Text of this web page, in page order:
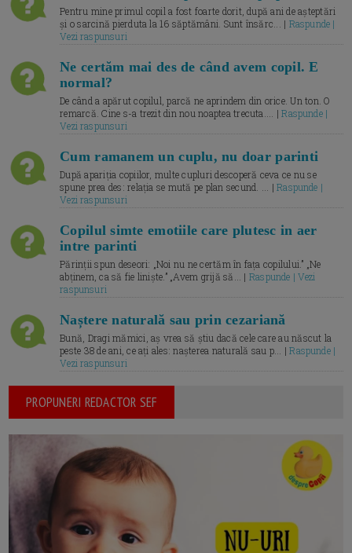
Pentru mine primul copil a fost foarte dorit, după ani de așteptări
și o sarcină pierduta la 16 săptămâni. Sunt însărc... | Raspunde |
Vezi raspunsuri
Ne certăm mai des de când avem copil. E
normal?
De când a apărut copilul, parcă ne aprindem din orice. Un ton. O
remarcă. Cine s-a trezit din nou noaptea trecuta.... |Raspunde |
Vezi raspunsuri
Cum ramanem un cuplu, nu doar parinti
După apariția copiilor, multe cupluri descoperă ceva ce nu se
spune prea des: relația se mută pe plan secund. ... |Raspunde |
Vezi raspunsuri
Copilul simte emotiile care plutesc in aer
intre parinti
Părinții spun deseori: „Noi nu ne certăm în fața copilului.” „Ne
abținem, ca să fie liniște.” „Avem grijă să... | Raspunde | Vezi
raspunsuri
Naștere naturală sau prin cezariană
Bună, Dragi mămici, aș vrea să știu dacă cele care au născut la
peste 38 de ani, ce ați ales: nașterea naturală sau p... |Raspunde |
Vezi raspunsuri
PROPUNERI REDACTOR SEF